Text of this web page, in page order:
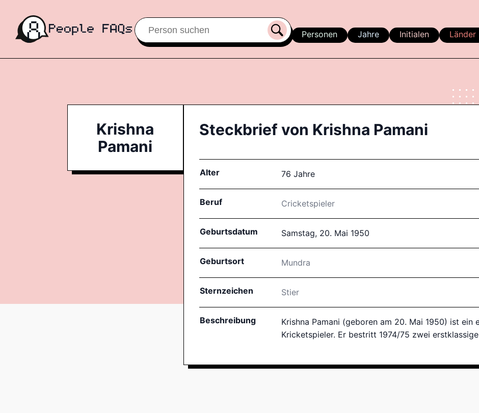
Personen Jahre Initialen Länder
Krishna
Pamani
Steckbrief von Krishna Pamani
Alter 76 Jahre
Beruf Cricketspieler
Geburtsdatum Samstag, 20. Mai 1950
Geburtsort Mundra
Sternzeichen Stier
Beschreibung
Krishna Pamani (geboren am 20. Mai 1950) ist ein
Kricketspieler. Er bestritt 1974/75 zwei